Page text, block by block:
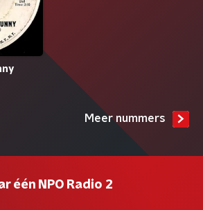
Meer nummers
één NPO Radio 2